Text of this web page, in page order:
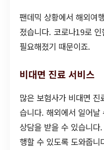
팬데믹 상황에서 해외여
졌습니다. 코로나19로
필요해졌기 때문이죠.
비대면 진료 서비스
많은 보험사가 비대면
습니다. 해외에서 일어
상담을 받을 수 있습니
행할 수 있도록 도와줍니